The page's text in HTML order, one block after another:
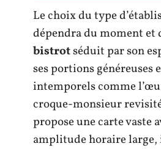
Le choix du type
dépendra du moment et
bistrotséduit par son
ses portions généreuses
intemporels comme
croque-monsieur
propose une carte vaste
amplitude horaire large,